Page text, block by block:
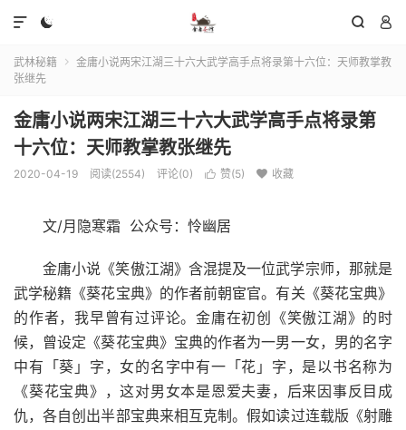
  

武林秘籍 
金庸小说两宋江湖三十六大武学高手点将录第十六位：天师教掌教
张继先
金庸小说两宋江湖三十六大武学高手点将录第
十六位：天师教掌教张继先
2020-04-19 阅读(2554) 评论(0)  赞(5)  收藏
文/月隐寒霜 公众号：怜幽居
金庸小说《笑傲江湖》含混提及一位武学宗师，那就是
武学秘籍《葵花宝典》的作者前朝宦官。有关《葵花宝典》
的作者，我早曾有过评论。金庸在初创《笑傲江湖》的时
候，曾设定《葵花宝典》宝典的作者为一男一女，男的名字
中有「葵」字，女的名字中有一「花」字，是以书名称为
《葵花宝典》，这对男女本是恩爱夫妻，后来因事反目成
仇，各自创出半部宝典来相互克制。假如读过连载版《射雕